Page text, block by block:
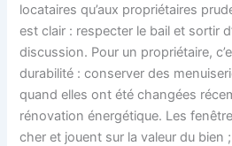
locataires qu’aux propriétaires
est clair : respecter le bail et sortir
discussion. Pour un propriétaire,
durabilité : conserver des
quand elles ont été changées
rénovation énergétique. Les
cher et jouent sur la valeur du bien